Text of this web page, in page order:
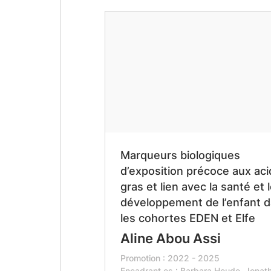
Marqueurs biologiques
d’exposition précoce aux
gras et lien avec la santé et
développement de l’enfant
les cohortes EDEN et Elfe
Aline Abou Assi
Promotion : 2022 - 2025